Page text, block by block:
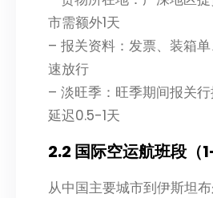
市需额外1天
– 报关资料：发票、装箱
速放行
– 淡旺季：旺季期间报关
延迟0.5-1天
2.2 国际空运航班段（
从中国主要城市到伊斯坦